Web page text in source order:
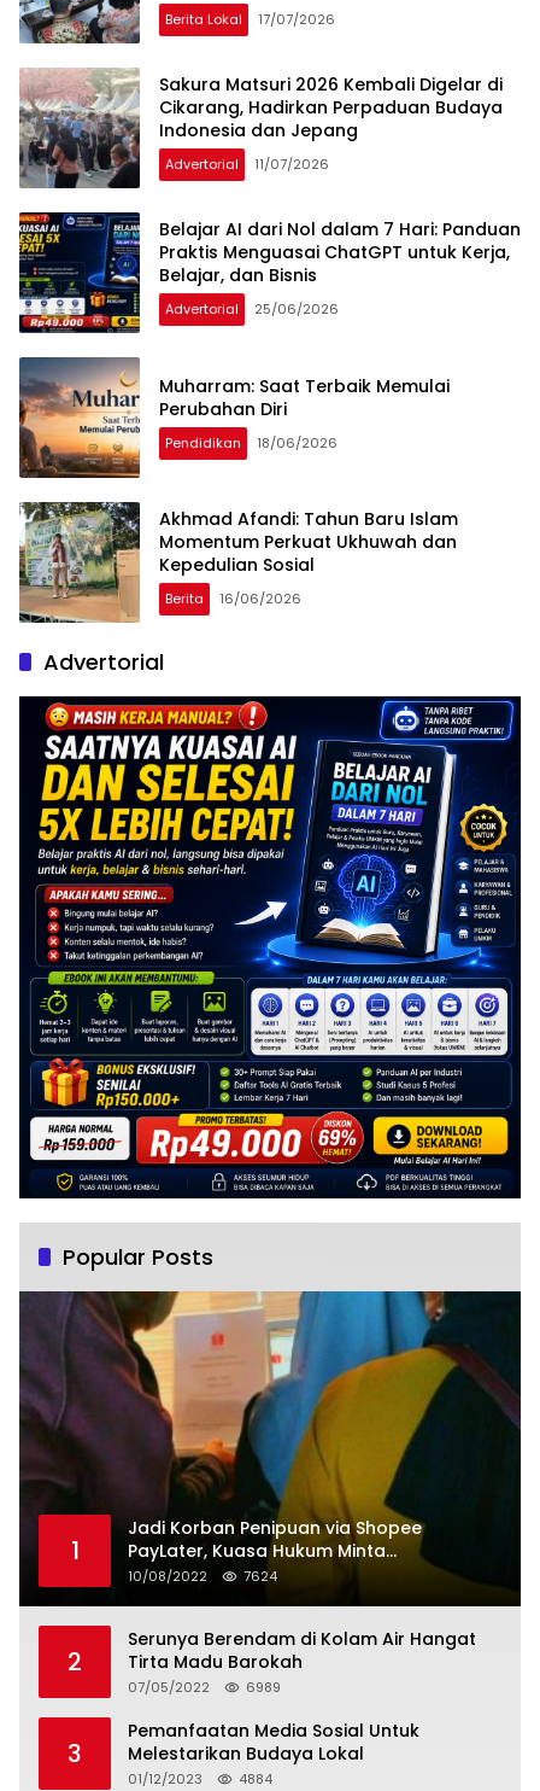
Berita Lokal 17/07/2026
Sakura Matsuri 2026 Kembali Digelar di
Cikarang, Hadirkan Perpaduan Budaya
Indonesia dan Jepang
Advertorial 11/07/2026
Belajar AI dari Nol dalam 7 Hari: Panduan
Praktis Menguasai ChatGPT untuk Kerja,
Belajar, dan Bisnis
Advertorial 25/06/2026
Muharram: Saat Terbaik Memulai
Perubahan Diri
Pendidikan 18/06/2026
Akhmad Afandi: Tahun Baru Islam
Momentum Perkuat Ukhuwah dan
Kepedulian Sosial
Berita 16/06/2026
Advertorial
Popular Posts
1
Jadi Korban Penipuan via Shopee
PayLater, Kuasa Hukum Minta
Penangguhan Tagihan dan Hapus Bunga
10/08/2022 7624
2
Serunya Berendam di Kolam Air Hangat
Tirta Madu Barokah
07/05/2022 6989
3
Pemanfaatan Media Sosial Untuk
Melestarikan Budaya Lokal
01/12/2023 4884